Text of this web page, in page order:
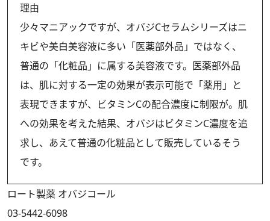
理由
少々マニアックですが、オバジCセラムシリーズはニ
キビや美白美容液に多い「医薬部外品」ではなく、
普通の「化粧品」に属する美容液です。医薬部外品
は、肌に対する一定の効果が表示可能で「薬用」と
表現できますが、ビタミンCの配合濃度に制限が。肌
への効果を考えた結果、オバジはビタミンC濃度を追
求し、あえて普通の化粧品として販売しているそう
です。
ロート製薬 オバジコール
03-5442-6098